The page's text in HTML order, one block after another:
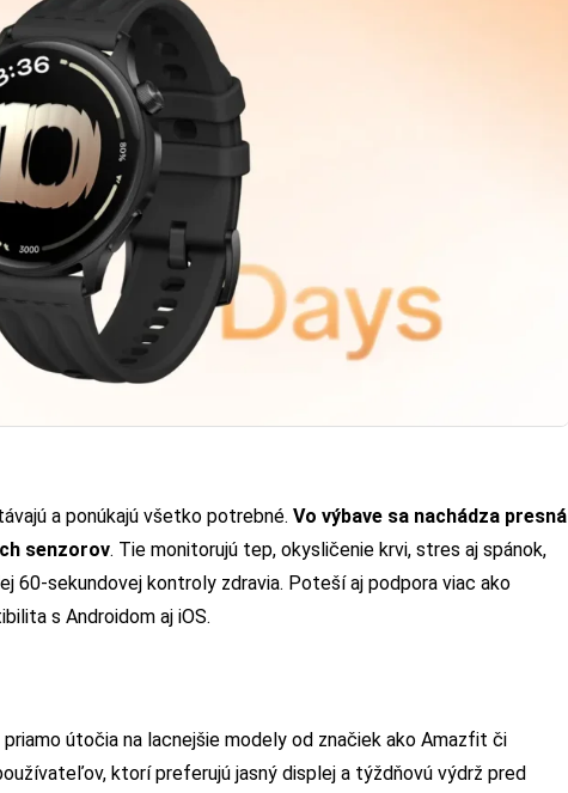
a ponúkajú všetko potrebné. Vo výbave sa nachádza presná
senzorov. Tie monitorujú tep, okysličenie krvi, stres aj spánok,
60-sekundovej kontroly zdravia. Poteší aj podpora viac ako
s Androidom aj iOS.
priamo útočia na lacnejšie modely od značiek ako Amazfit či
ktorí preferujú jasný displej a týždňovú výdrž pred